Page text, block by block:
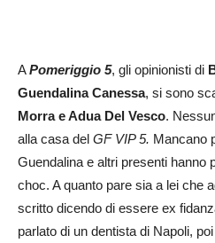
APomeriggio 5, gli opinionisti di
Guendalina Canessa, si sono
Morra e Adua Del Vesco.
alla casa del GF VIP 5. Mancano
Guendalina e altri presenti hanno
choc. A quanto pare sia a lei che
scritto dicendo di essere ex
parlato di un dentista di Napoli,